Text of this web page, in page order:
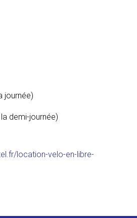
journée)
demi-journée)
location-velo-en-libre-